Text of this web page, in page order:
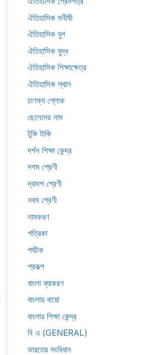
ঐতিহাসিক মনীষী
ঐতিহাসিক যুগ
ঐতিহাসিক যুদ্ধ
ঐতিহাসিক শিক্ষাক্ষেত্র
ঐতিহাসিক স্থান
চাণক্য শ্লোক
ছেলেদের নাম
টুকি টাকি
দর্শন শিক্ষা কেন্দ্র
দশম শ্রেণী
দ্বাদশ শ্রেণী
নবম শ্রেণী
নামকরণ
পত্রিকা
পর্যটক
প্রকল্প
বাংলা ব্যাকরণ
বাংলায় বায়ো
বাংলার শিক্ষা কেন্দ্র
বি এ (GENERAL)
ভারতের সংবিধান